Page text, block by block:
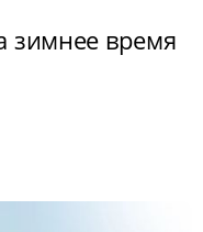
зимнее время